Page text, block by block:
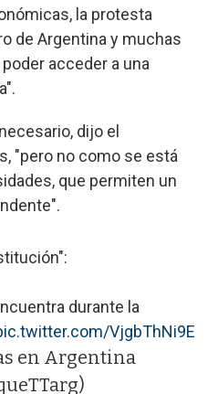
la protesta
de Argentina y muchas
acceder a una
dijo el
"pero no como se está
que permiten un
durante la
VjgbThNi9E
en Argentina